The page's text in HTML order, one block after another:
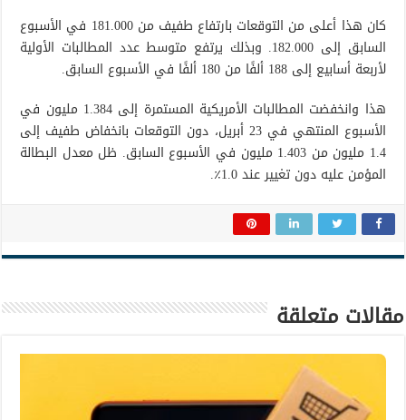
كان هذا أعلى من التوقعات بارتفاع طفيف من 181.000 في الأسبوع
السابق إلى 182.000. وبذلك يرتفع متوسط ​​عدد المطالبات الأولية
لأربعة أسابيع إلى 188 ألفًا من 180 ألفًا في الأسبوع السابق.
هذا وانخفضت المطالبات الأمريكية المستمرة إلى 1.384 مليون في
الأسبوع المنتهي في 23 أبريل، دون التوقعات بانخفاض طفيف إلى
1.4 مليون من 1.403 مليون في الأسبوع السابق. ظل معدل البطالة
المؤمن عليه دون تغيير عند 1.0٪.
مقالات متعلقة